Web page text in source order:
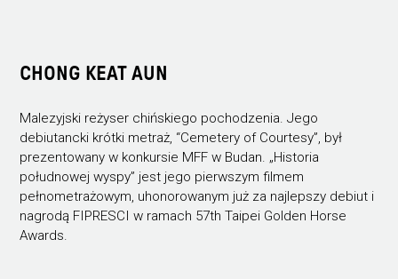
CHONG KEAT AUN
Malezyjski reżyser chińskiego pochodzenia. Jego
debiutancki krótki metraż, “Cemetery of Courtesy”, był
prezentowany w konkursie MFF w Budan. „Historia
połudnowej wyspy” jest jego pierwszym filmem
pełnometrażowym, uhonorowanym już za najlepszy debiut i
nagrodą FIPRESCI w ramach 57th Taipei Golden Horse
Awards.